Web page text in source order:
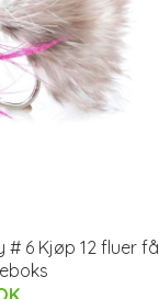
# 6 Kjøp 12 fluer få